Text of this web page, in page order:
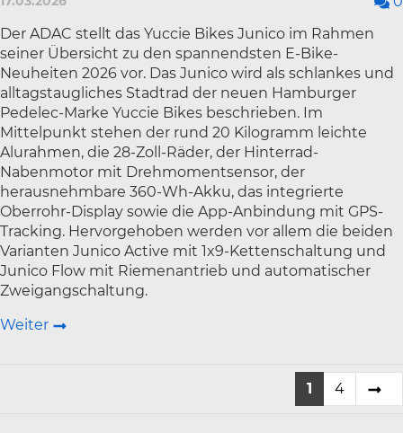
Der ADAC stellt das Yuccie Bikes Junico im Rahmen
seiner Übersicht zu den spannendsten E-Bike-
Neuheiten 2026 vor. Das Junico wird als schlankes und
alltagstaugliches Stadtrad der neuen Hamburger
Pedelec-Marke Yuccie Bikes beschrieben. Im
Mittelpunkt stehen der rund 20 Kilogramm leichte
Alurahmen, die 28-Zoll-Räder, der Hinterrad-
Nabenmotor mit Drehmomentsensor, der
herausnehmbare 360-Wh-Akku, das integrierte
Oberrohr-Display sowie die App-Anbindung mit GPS-
Tracking. Hervorgehoben werden vor allem die beiden
Varianten Junico Active mit 1x9-Kettenschaltung und
Junico Flow mit Riemenantrieb und automatischer
Zweigangschaltung.
Weiter
1 4